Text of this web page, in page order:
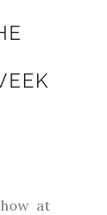
at